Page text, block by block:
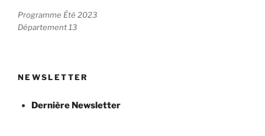
Programme Été 2023
Département 13
NEWSLETTER
Dernière Newsletter